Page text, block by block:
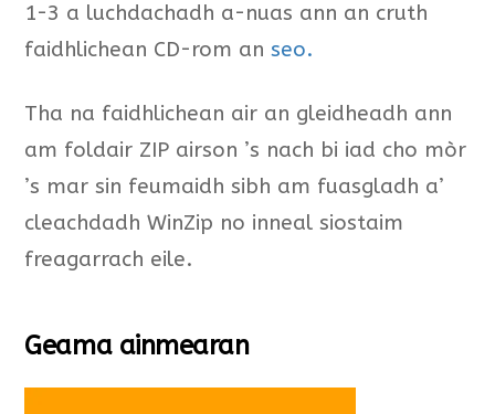
1-3 a luchdachadh a-nuas ann an cruth
faidhlichean CD-rom anseo.
Tha na faidhlichean air an gleidheadh ann
am foldair ZIP airson ’s nach bi iad cho mòr
’s mar sin feumaidh sibh am fuasgladh a’
cleachdadh WinZip no inneal siostaim
freagarrach eile.
Geama ainmearan